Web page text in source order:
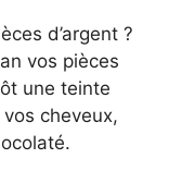
d’argent ?
vos pièces
une teinte
cheveux,